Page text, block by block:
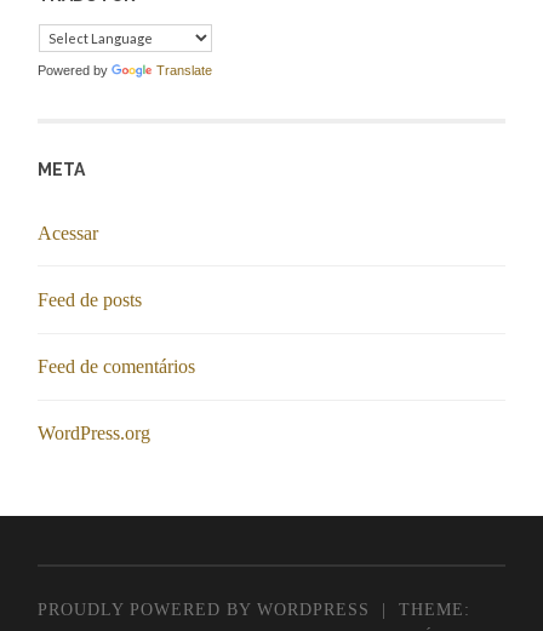
Powered by Translate
META
Acessar
Feed de posts
Feed de comentários
WordPress.org
PROUDLY POWERED BY WORDPRESS |
THEME: